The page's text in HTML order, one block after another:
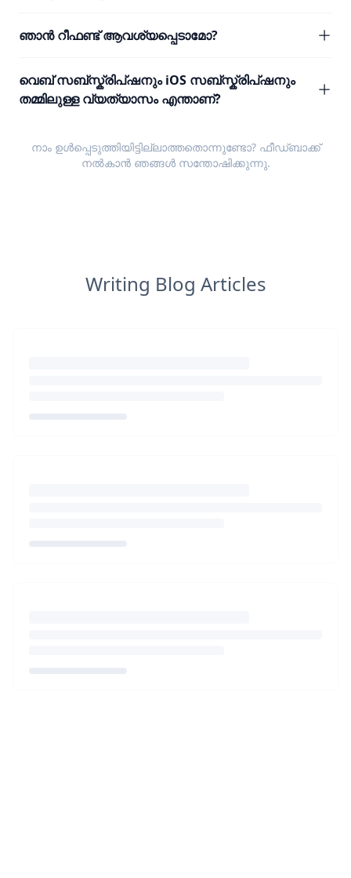
ഞാൻ റീഫണ്ട് ആവശ്യപ്പെടാമോ?
വെബ് സബ്സ്ക്രിപ്ഷനും iOS സബ്സ്ക്രിപ്ഷനും
തമ്മിലുള്ള വ്യത്യാസം എന്താണ്?
നാം ഉൾപ്പെടുത്തിയിട്ടില്ലാത്തതൊന്നുണ്ടോ? ഫീഡ്ബാക്ക്
നൽകാൻ ഞങ്ങൾ സന്തോഷിക്കുന്നു.
Writing Blog Articles